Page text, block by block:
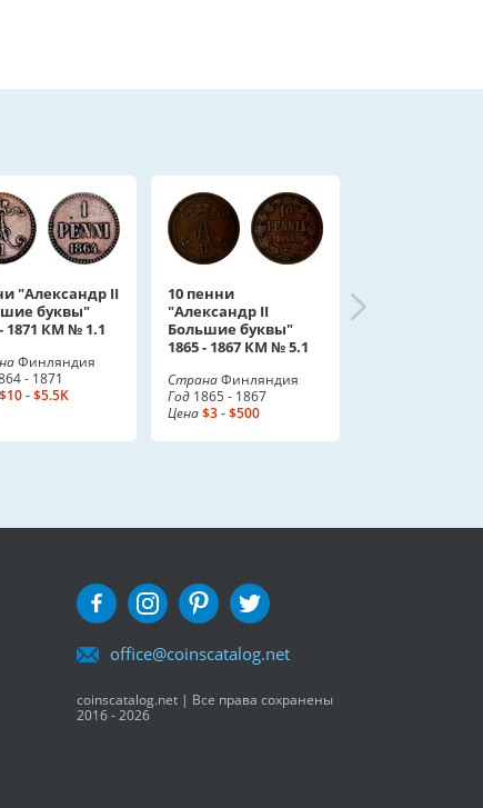
"Александр II
буквы"
1871 КМ № 1.1
Финляндия
- 1871
$10 - $5.5K
10 пенни
"Александр II
Большие буквы"
1865 - 1867 КМ № 5.1
СтранаФинляндия
Год 1865 - 1867
Цена$3 - $500
office@coinscatalog.net
coinscatalog.net | Все права сохранены
2016 - 2026